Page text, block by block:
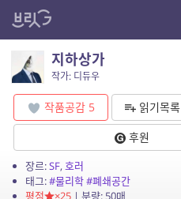
지하상가
작가: 디듀우
작품공감 5 읽기목록
후원
장르:SF,호러
태그:#물리학#폐쇄공간
평점
×25| 분량: 50매